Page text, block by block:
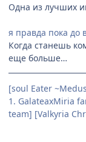
Одна из лучших
я правда пока до
Когда станешь
еще больше…
[soul Eater
1. GalateaxMiria
team] [Valkyria